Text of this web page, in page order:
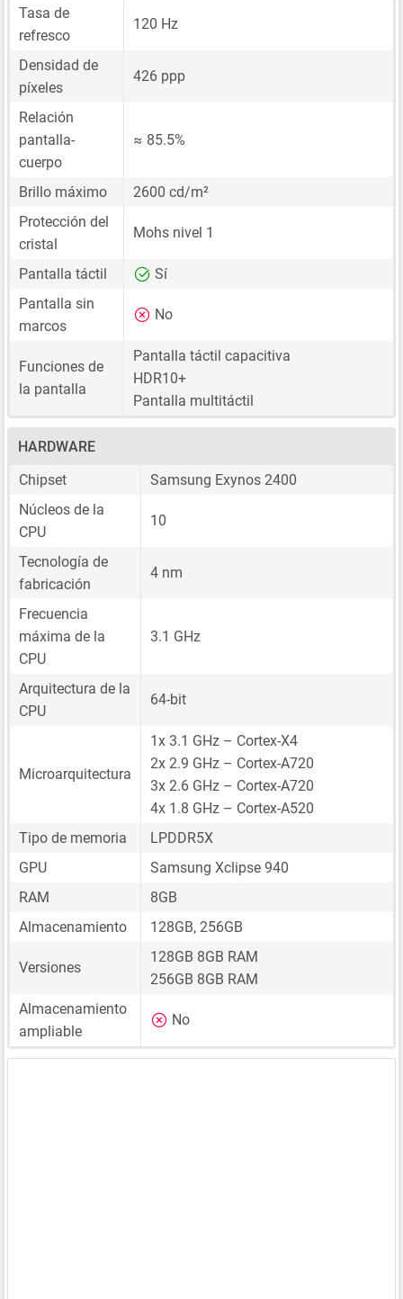
Tasa de
refresco
120 Hz
Densidad de
píxeles
426 ppp
Relación
pantalla-
cuerpo
≈ 85.5%
Brillo máximo
2600 cd/m²
Protección del
cristal
Mohs nivel 1
Pantalla táctil
Sí
Pantalla sin
marcos
No
Funciones de
la pantalla
Pantalla táctil capacitiva
HDR10+
Pantalla multitáctil
HARDWARE
Chipset
Samsung Exynos 2400
Núcleos de la
CPU
10
Tecnología de
fabricación
4 nm
Frecuencia
máxima de la
CPU
3.1 GHz
Arquitectura de la
CPU
64-bit
Microarquitectura
1x 3.1 GHz – Cortex-X4
2x 2.9 GHz – Cortex-A720
3x 2.6 GHz – Cortex-A720
4x 1.8 GHz – Cortex-A520
Tipo de memoria
LPDDR5X
GPU
Samsung Xclipse 940
RAM
8GB
Almacenamiento
128GB, 256GB
Versiones
128GB 8GB RAM
256GB 8GB RAM
Almacenamiento
ampliable
No